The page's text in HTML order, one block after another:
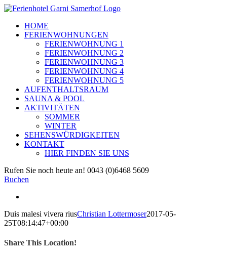
Zum
springenHOME
FERIENWOHNUNGEN
FERIENWOHNUNG 1
FERIENWOHNUNG 2
FERIENWOHNUNG 3
FERIENWOHNUNG 4
FERIENWOHNUNG 5
AUFENTHALTSRAUM
SAUNA & POOL
AKTIVITÄTEN
SOMMER
WINTER
SEHENSWÜRDIGKEITEN
KONTAKT
HIER FINDEN SIE UNS
Facebook
E-
Mail
Rufen Sie noch heute an! 0043 (0)6468 5609
Buchen
Image
Duis malesi vivera riusChristian Lottermoser2017-05-
25T08:14:47+00:00
Share This Location!